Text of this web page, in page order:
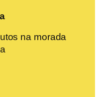
na morada